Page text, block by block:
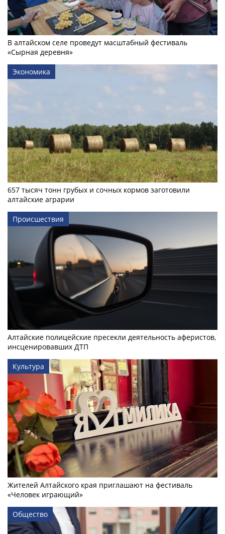
В алтайском селе проведут масштабный фестиваль
«Сырная деревня»
Экономика
657 тысяч тонн грубых и сочных кормов заготовили
алтайские аграрии
Происшествия
Алтайские полицейские пресекли деятельность аферистов,
инсценировавших ДТП
Культура
Жителей Алтайского края приглашают на фестиваль
«Человек играющий»
Общество